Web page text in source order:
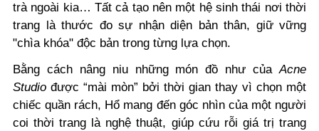
trà ngoài kia… Tất cả tạo nên một hệ sinh thái nơi thời
trang là thước đo sự nhận diện bản thân, giữ vững
"chìa khóa" độc bản trong từng lựa chọn.
Bằng cách nâng niu những món đồ như củaAcne
Studio được “mài mòn” bởi thời gian thay vì chọn một
chiếc quần rách, Hổ mang đến góc nhìn của một người
coi thời trang là nghệ thuật, giúp cứu rỗi giá trị trang